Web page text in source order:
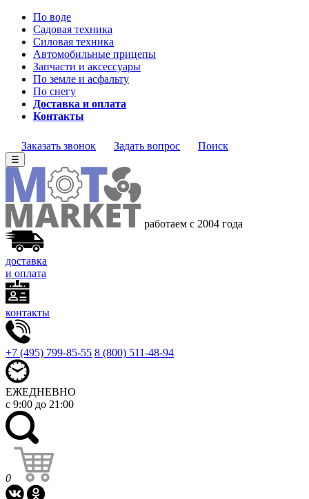
По воде
Садовая техника
Силовая техника
Автомобильные прицепы
Запчасти и аксессуары
По земле и асфальту
По снегу
Доставка и оплата
Контакты
Заказать звонок Задать вопрос Поиск
☰
работаем с 2004 года
доставка
и оплата
контакты
+7 (495) 799-85-55 8 (800) 511-48-94
ЕЖЕДНЕВНО
с 9:00 до 21:00
0